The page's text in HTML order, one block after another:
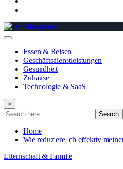
Essen & Reisen
Geschäftsdienstleistungen
Gesundheit
Zuhause
Technologie & SaaS
×
Search
Home
Wie reduziere ich effektiv
Elternschaft & Familie